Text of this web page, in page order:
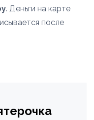
. Деньги на карте
после